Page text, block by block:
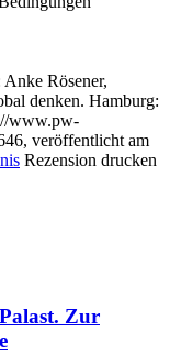
Rösener,
denken. Hamburg:
www.pw-
veröffentlicht am
Rezension drucken
Zur